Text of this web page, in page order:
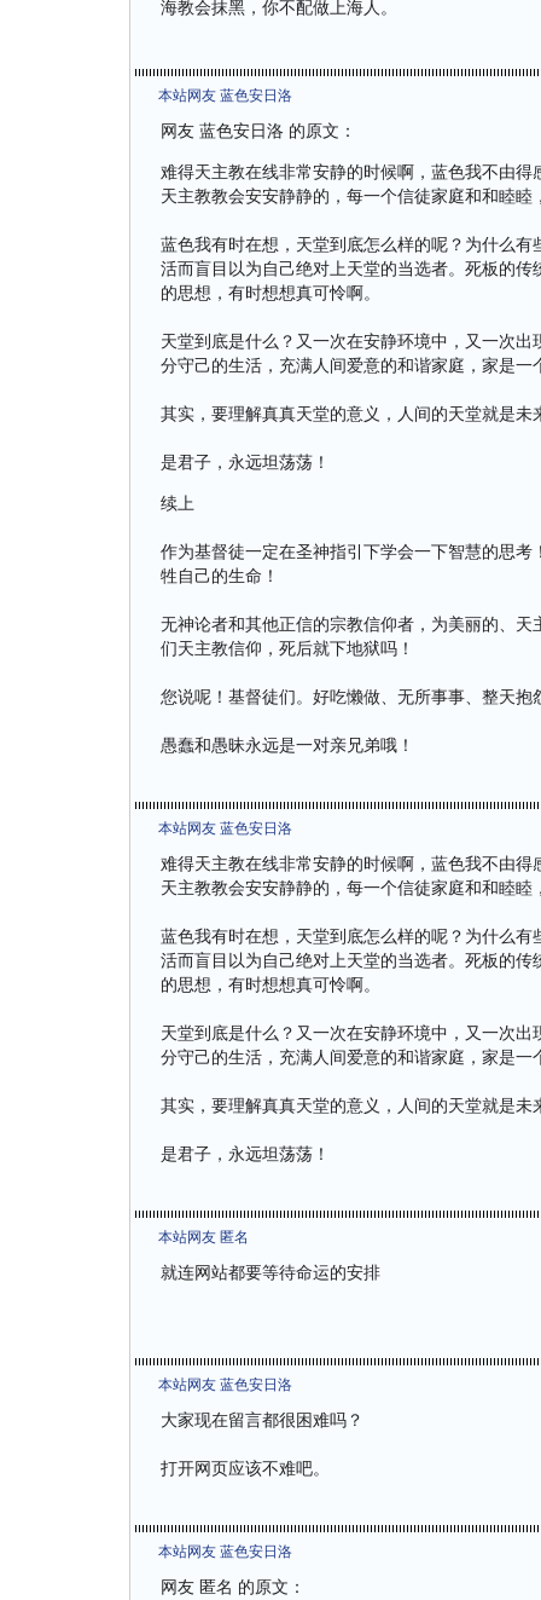
海教会抹黑，你不配做上海人。
本站网友 蓝色安日洛
网友 蓝色安日洛 的原文：
难得天主教在线非常安静的时候啊，蓝色我不由
天主教教会安安静静的，每一个信徒家庭和和睦睦
蓝色我有时在想，天堂到底怎么样的呢？为什么
活而盲目以为自己绝对上天堂的当选者。死板的
的思想，有时想想真可怜啊。
天堂到底是什么？又一次在安静环境中，又一次
分守己的生活，充满人间爱意的和谐家庭，家是
其实，要理解真真天堂的意义，人间的天堂就是
是君子，永远坦荡荡！
续上
作为基督徒一定在圣神指引下学会一下智慧的思
牲自己的生命！
无神论者和其他正信的宗教信仰者，为美丽的、
们天主教信仰，死后就下地狱吗！
您说呢！基督徒们。好吃懒做、无所事事、整天
愚蠢和愚昧永远是一对亲兄弟哦！
本站网友 蓝色安日洛
难得天主教在线非常安静的时候啊，蓝色我不由
天主教教会安安静静的，每一个信徒家庭和和睦睦
蓝色我有时在想，天堂到底怎么样的呢？为什么
活而盲目以为自己绝对上天堂的当选者。死板的
的思想，有时想想真可怜啊。
天堂到底是什么？又一次在安静环境中，又一次
分守己的生活，充满人间爱意的和谐家庭，家是
其实，要理解真真天堂的意义，人间的天堂就是
是君子，永远坦荡荡！
本站网友 匿名
就连网站都要等待命运的安排
本站网友 蓝色安日洛
大家现在留言都很困难吗？
打开网页应该不难吧。
本站网友 蓝色安日洛
网友 匿名 的原文：